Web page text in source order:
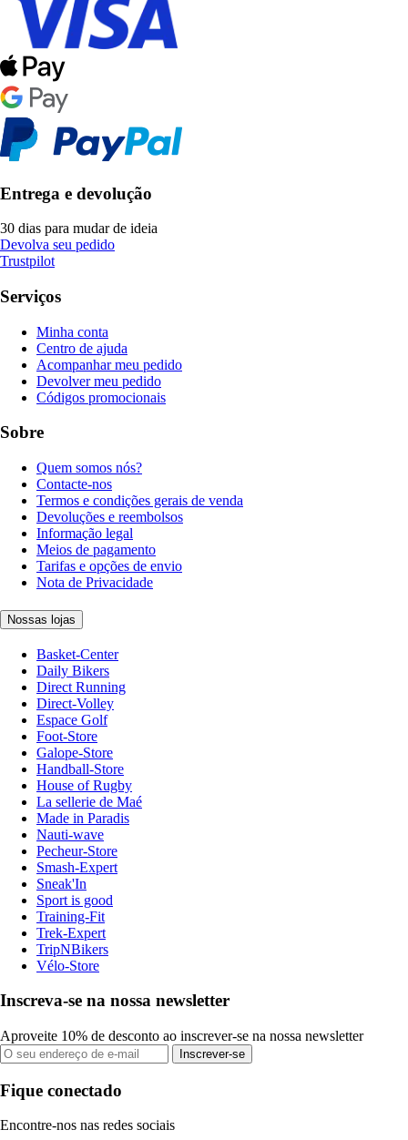
Entrega e devolução
30 dias para mudar de ideia
Devolva seu pedido
Trustpilot
Serviços
Minha conta
Centro de ajuda
Acompanhar meu pedido
Devolver meu pedido
Códigos promocionais
Sobre
Quem somos nós?
Contacte-nos
Termos e condições gerais de venda
Devoluções e reembolsos
Informação legal
Meios de pagamento
Tarifas e opções de envio
Nota de Privacidade
Nossas lojas
Basket-Center
Daily Bikers
Direct Running
Direct-Volley
Espace Golf
Foot-Store
Galope-Store
Handball-Store
House of Rugby
La sellerie de Maé
Made in Paradis
Nauti-wave
Pecheur-Store
Smash-Expert
Sneak'In
Sport is good
Training-Fit
Trek-Expert
TripNBikers
Vélo-Store
Inscreva-se na nossa newsletter
Aproveite 10% de desconto ao inscrever-se na nossa newsletter
Inscrever-se
Fique conectado
Encontre-nos nas redes sociais